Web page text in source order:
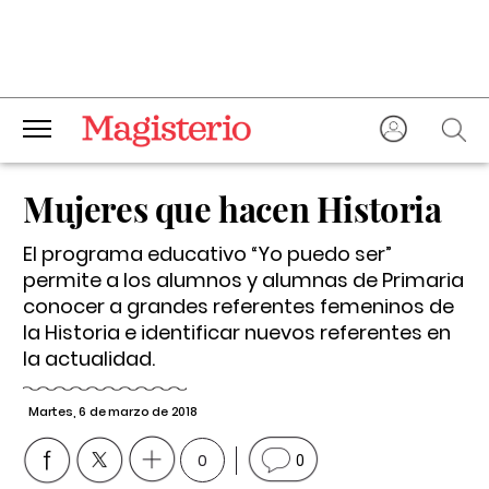
Mujeres que hacen Historia
El programa educativo “Yo puedo ser”
permite a los alumnos y alumnas de Primaria
conocer a grandes referentes femeninos de
la Historia e identificar nuevos referentes en
la actualidad.
Martes, 6 de marzo de 2018
0 0